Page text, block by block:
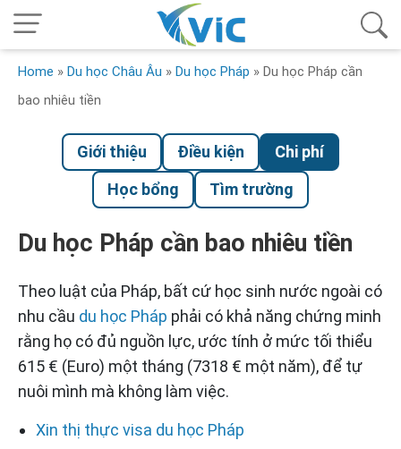
Home » Du học Châu Âu » Du học Pháp » Du học Pháp cần
bao nhiêu tiền
Giới thiệu Điều kiện
Chi phí
Học bổng
Tìm trường
Du học Pháp cần bao nhiêu tiền
Theo luật của Pháp, bất cứ học sinh nước ngoài có
nhu cầu du học Pháp phải có khả năng chứng minh
rằng họ có đủ nguồn lực, ước tính ở mức tối thiểu
615 € (Euro) một tháng (7318 € một năm), để tự
nuôi mình mà không làm việc.
Xin thị thực visa du học Pháp